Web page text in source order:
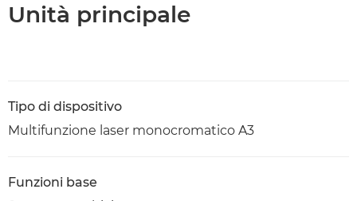
Scarica PDF
Unità principale
Tipo di dispositivo
Multifunzione laser monocromatico A3
Funzioni base